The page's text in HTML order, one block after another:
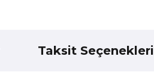
Taksit Seçenekleri